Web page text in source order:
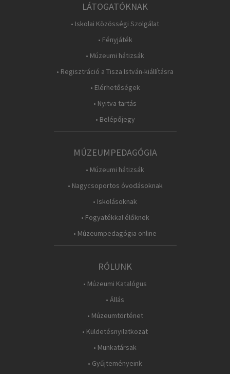
LÁTOGATÓKNAK
• Iskolai Közösségi Szolgálat
• Fényjáték
• Múzeumi hátizsák
• Regisztráció a Tisza István-kiállításra
• Elérhetőségek
• Nyitva tartás
• Belépőjegy
MÚZEUMPEDAGÓGIA
• Múzeumi hátizsák
• Nagycsoportos óvodásoknak
• Iskolásoknak
• Fogyatékkal élőknek
• Múzeumpedagógia online
RÓLUNK
• Múzeumi Katalógus
• Állás
• Múzeumtörténet
• Küldetésnyilatkozat
• Munkatársak
• Gyűjteményeink